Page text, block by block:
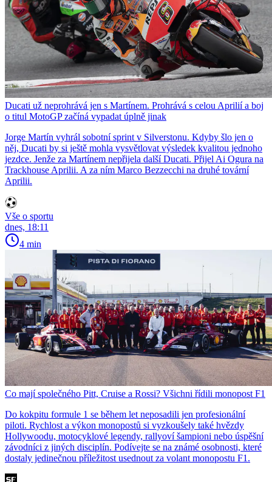
Ducati už neprohrává jen s Martínem. Prohrává s celou Aprilií a boj
o titul MotoGP začíná vypadat úplně jinak
Jorge Martín vyhrál sobotní sprint v Silverstonu. Kdyby šlo jen o
něj, Ducati by si ještě mohla vysvětlovat výsledek kvalitou jednoho
jezdce. Jenže za Martínem nepřijela další Ducati. Přijel Ai Ogura na
Trackhouse Aprilii. A za ním Marco Bezzecchi na druhé tovární
Aprilii.
Vše o sportu
dnes, 18:11
4 min
Co mají společného Pitt, Cruise a Rossi? Všichni řídili monopost F1
Do kokpitu formule 1 se během let neposadili jen profesionální
piloti. Rychlost a výkon monopostů si vyzkoušely také hvězdy
Hollywoodu, motocyklové legendy, rallyoví šampioni nebo úspěšní
závodníci z jiných disciplín. Podívejte se na známé osobnosti, které
dostaly jedinečnou příležitost usednout za volant monopostu F1.